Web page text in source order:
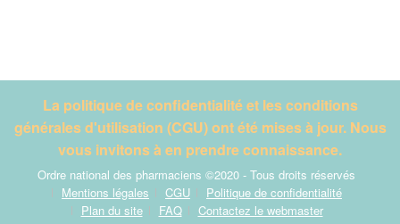
La politique de confidentialité et les conditions
générales d'utilisation (CGU) ont été mises à jour. Nous
vous invitons à en prendre connaissance.
Ordre national des pharmaciens ©2020 - Tous droits réservés
Mentions légales
CGU
Politique de confidentialité
Plan du site
FAQ Contactez le webmaster